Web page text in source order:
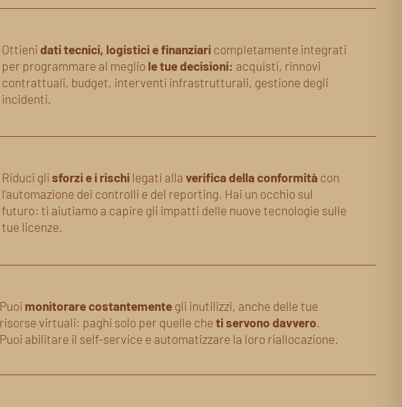
Ottieni dati tecnici, logistici e finanziaricompletamente integrati
per programmare al meglio le tue decisioni: acquisti, rinnovi
contrattuali, budget, interventi infrastrutturali, gestione degli
incidenti.
Riduci gli sforzi e i rischilegati alla verifica della conformità con
l’automazione dei controlli e del reporting. Hai un occhio sul
futuro: ti aiutiamo a capire gli impatti delle nuove tecnologie sulle
tue licenze.
Puoi monitorare costantementegli inutilizzi, anche delle tue
risorse virtuali: paghi solo per quelle che ti servono davvero
Puoi abilitare il self-service e automatizzare la loro riallocazione.